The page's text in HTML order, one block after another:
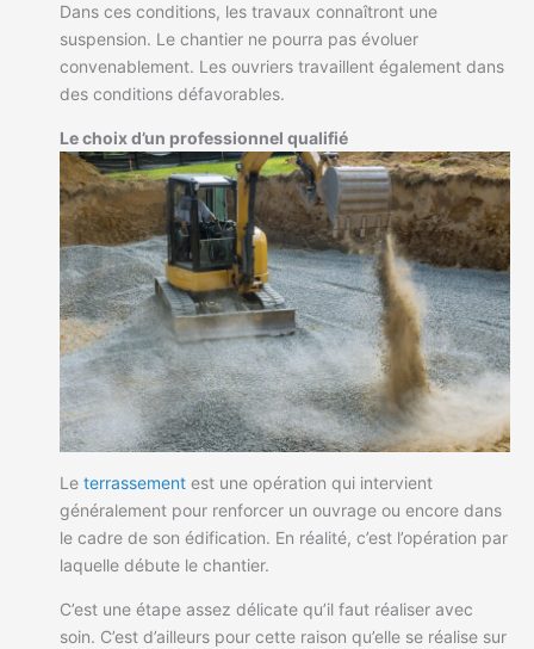
Dans ces conditions, les travaux connaîtront une
suspension. Le chantier ne pourra pas évoluer
convenablement. Les ouvriers travaillent également dans
des conditions défavorables.
Le choix d’un professionnel qualifié
Le terrassement est une opération qui intervient
généralement pour renforcer un ouvrage ou encore dans
le cadre de son édification. En réalité, c’est l’opération par
laquelle débute le chantier.
C’est une étape assez délicate qu’il faut réaliser avec
soin. C’est d’ailleurs pour cette raison qu’elle se réalise sur